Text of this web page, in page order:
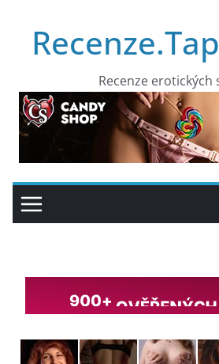
obsah
Recenze erotických